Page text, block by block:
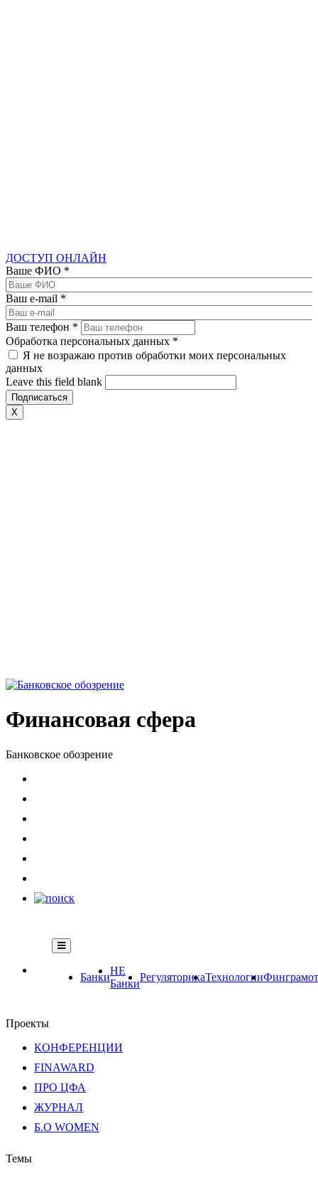
ДОСТУП ОНЛАЙН
Ваше ФИО *
Ваш e-mail *
Ваш телефон *
Обработка персональных данных *
Я не возражаю против обработки моих персональных
данных
Leave this field blank
X
Финансовая сфера
Банковское обозрение
Банки
НЕ
Банки
РегуляторикаТехнологии
Проекты
КОНФЕРЕНЦИИ
FINAWARD
ПРО ЦФА
ЖУРНАЛ
Б.О WOMEN
Темы